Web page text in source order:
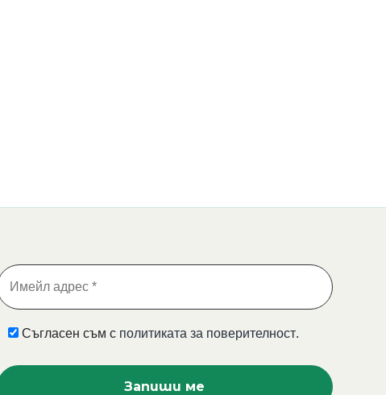
Съгласен съм с политиката за поверителност.